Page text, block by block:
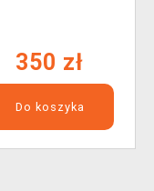
350 zł
Do koszyka